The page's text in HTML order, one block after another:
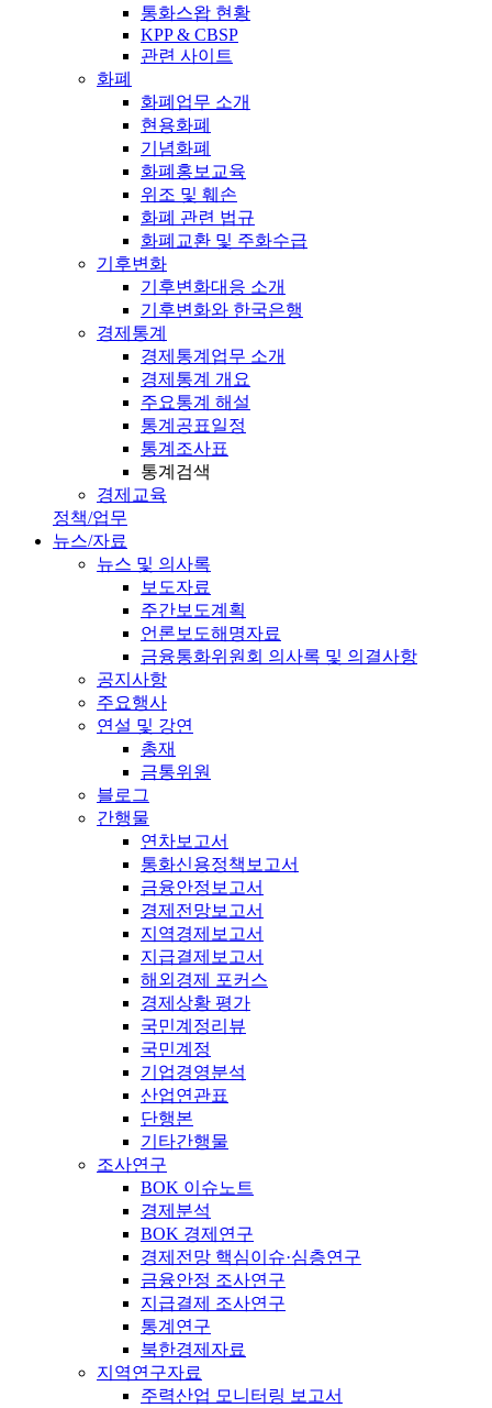
통화스왑 현황
KPP & CBSP
관련 사이트
화폐
화폐업무 소개
현용화폐
기념화폐
화폐홍보교육
위조 및 훼손
화폐 관련 법규
화폐교환 및 주화수급
기후변화
기후변화대응 소개
기후변화와 한국은행
경제통계
경제통계업무 소개
경제통계 개요
주요통계 해설
통계공표일정
통계조사표
통계검색
경제교육
정책/업무
뉴스/자료
뉴스 및 의사록
보도자료
주간보도계획
언론보도해명자료
금융통화위원회 의사록 및 의결사항
공지사항
주요행사
연설 및 강연
총재
금통위원
블로그
간행물
연차보고서
통화신용정책보고서
금융안정보고서
경제전망보고서
지역경제보고서
지급결제보고서
해외경제 포커스
경제상황 평가
국민계정리뷰
국민계정
기업경영분석
산업연관표
단행본
기타간행물
조사연구
BOK 이슈노트
경제분석
BOK 경제연구
경제전망 핵심이슈·심층연구
금융안정 조사연구
지급결제 조사연구
통계연구
북한경제자료
지역연구자료
주력산업 모니터링 보고서